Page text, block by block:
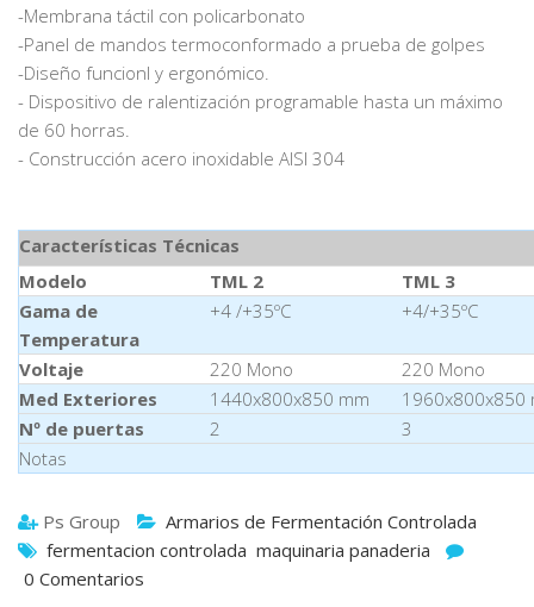
-Membrana táctil con policarbonato
-Panel de mandos termoconformado a prueba de golpes
-Diseño funcionl y ergonómico.
- Dispositivo de ralentización programable hasta un máximo
de 60 horras.
- Construcción acero inoxidable AISI 304
Características Técnicas
Modelo
TML 2
TML 3
Gama de
Temperatura
+4 /+35ºC +4/+35ºC
Voltaje 220 Mono
220 Mono
Med Exteriores
1440x800x850 mm
1960x800x850
Nº de puertas
2
3
Notas
Ps Group
Armarios de Fermentación Controlada
fermentacion controlada maquinaria panaderia
0 Comentarios